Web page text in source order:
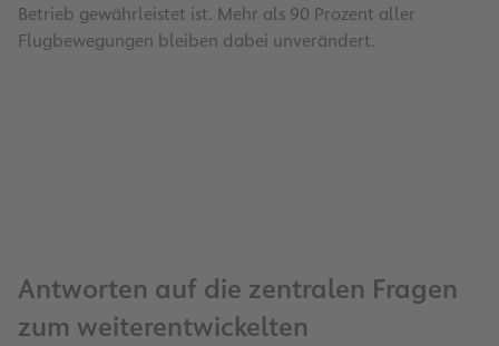
Betrieb gewährleistet ist. Mehr als 90 Prozent aller
Flugbewegungen bleiben dabei unverändert.
Antworten auf die zentralen Fragen
zum weiterentwickelten